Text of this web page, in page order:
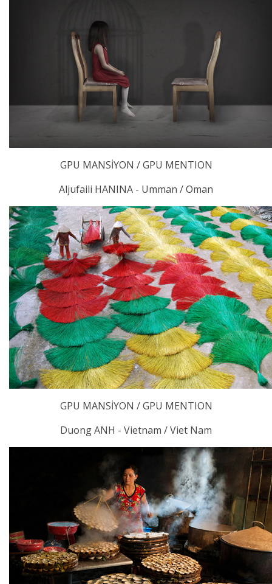
GPU MANSİYON / GPU MENTION
Aljufaili HANINA - Umman / Oman
GPU MANSİYON / GPU MENTION
Duong ANH - Vietnam / Viet Nam